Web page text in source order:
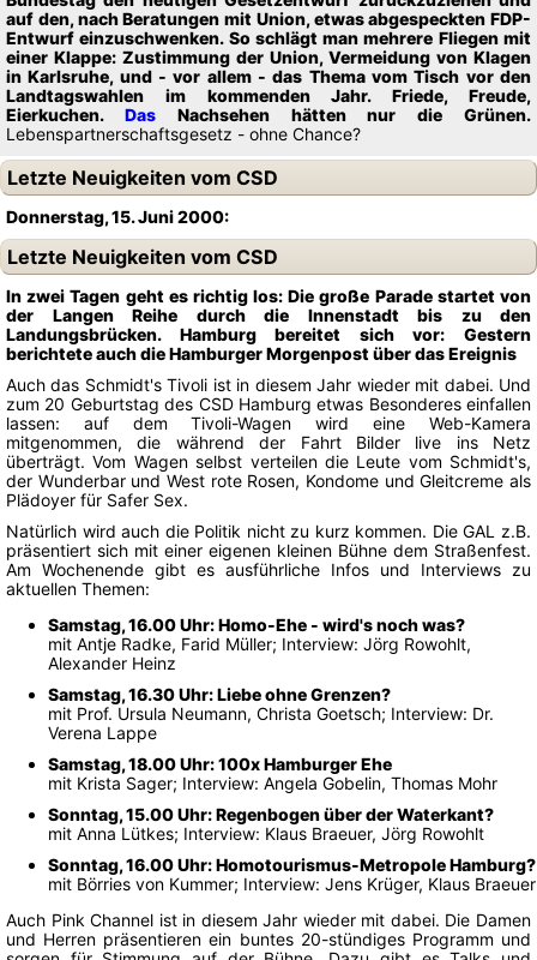
auf den, nach Beratungen mit Union, etwas abgespeckten FDP-
Entwurf einzuschwenken. So schlägt man mehrere Fliegen mit
einer Klappe: Zustimmung der Union, Vermeidung von Klagen
in Karlsruhe, und - vor allem - das Thema vom Tisch vor den
Landtagswahlen im kommenden Jahr. Friede, Freude,
Eierkuchen. DasNachsehen hätten nur die Grünen.
Lebenspartnerschaftsgesetz - ohne Chance?
Letzte Neuigkeiten vom CSD
Donnerstag, 15. Juni 2000:
Letzte Neuigkeiten vom CSD
In zwei Tagen geht es richtig los: Die große Parade startet von
der Langen Reihe durch die Innenstadt bis zu den
Landungsbrücken. Hamburg bereitet sich vor: Gestern
berichtete auch die Hamburger Morgenpost über das Ereignis
Auch das Schmidt's Tivoli ist in diesem Jahr wieder mit dabei. Und
zum 20 Geburtstag des CSD Hamburg etwas Besonderes einfallen
lassen: auf dem Tivoli-Wagen wird eine Web-Kamera
mitgenommen, die während der Fahrt Bilder live ins Netz
überträgt. Vom Wagen selbst verteilen die Leute vom Schmidt's,
der Wunderbar und West rote Rosen, Kondome und Gleitcreme als
Plädoyer für Safer Sex.
Natürlich wird auch die Politik nicht zu kurz kommen. Die GAL z.B.
präsentiert sich mit einer eigenen kleinen Bühne dem Straßenfest.
Am Wochenende gibt es ausführliche Infos und Interviews zu
aktuellen Themen:
Samstag, 16.00 Uhr: Homo-Ehe - wird's noch was?
mit Antje Radke, Farid Müller; Interview: Jörg Rowohlt,
Alexander Heinz
Samstag, 16.30 Uhr: Liebe ohne Grenzen?
mit Prof. Ursula Neumann, Christa Goetsch; Interview: Dr.
Verena Lappe
Samstag, 18.00 Uhr: 100x Hamburger Ehe
mit Krista Sager; Interview: Angela Gobelin, Thomas Mohr
Sonntag, 15.00 Uhr: Regenbogen über der Waterkant?
mit Anna Lütkes; Interview: Klaus Braeuer, Jörg Rowohlt
Sonntag, 16.00 Uhr: Homotourismus-Metropole Hamburg?
mit Börries von Kummer; Interview: Jens Krüger, Klaus Braeuer
Auch Pink Channel ist in diesem Jahr wieder mit dabei. Die Damen
und Herren präsentieren ein buntes 20-stündiges Programm und